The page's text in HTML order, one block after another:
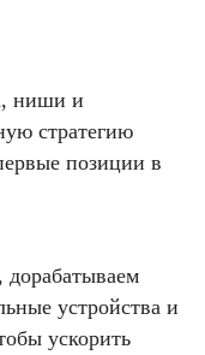
ниши и
стратегию
позиции в
устройства и
ускорить